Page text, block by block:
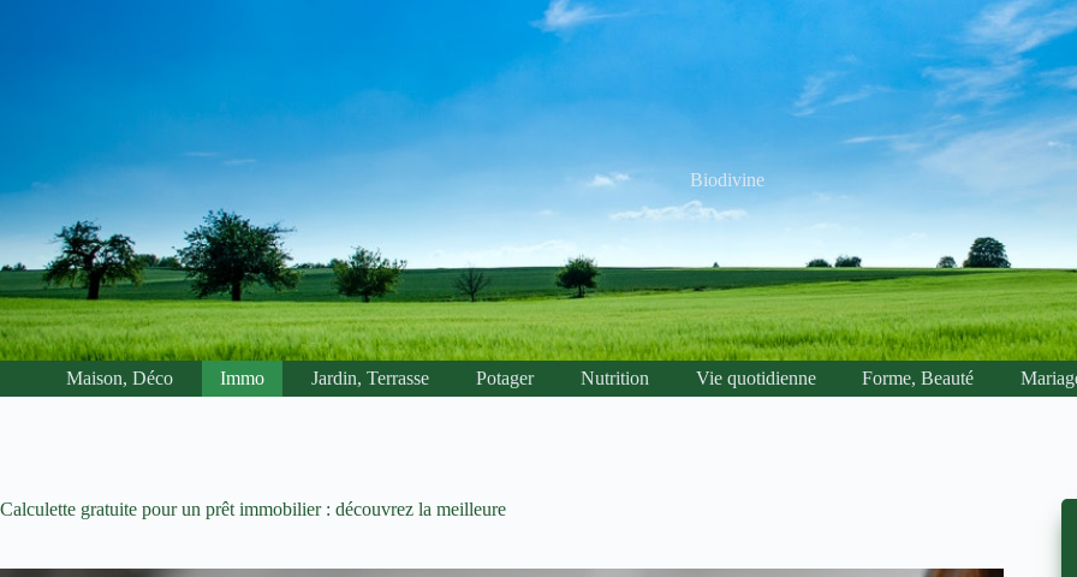
Biodivine
Maison, Déco Immo Jardin, Terrasse Potager Nutrition Vie quotidienne Forme, Beauté
Calculette gratuite pour un prêt immobilier : découvrez la meilleure